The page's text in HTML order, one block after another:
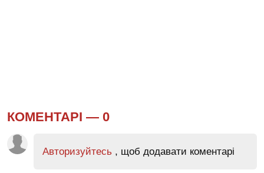
КОМЕНТАРІ — 0
Авторизуйтесь , щоб додавати коментарі